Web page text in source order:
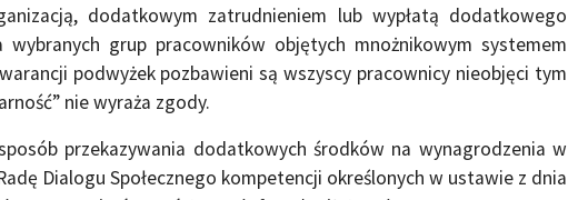
dodatkowym zatrudnieniem lub wypłatą dodatkowego
grup pracowników objętych mnożnikowym systemem
podwyżek pozbawieni są wszyscy pracownicy nieobjęci tym
nie wyraża zgody.
przekazywania dodatkowych środków na wynagrodzenia w
Dialogu Społecznego kompetencji określonych w ustawie z dnia